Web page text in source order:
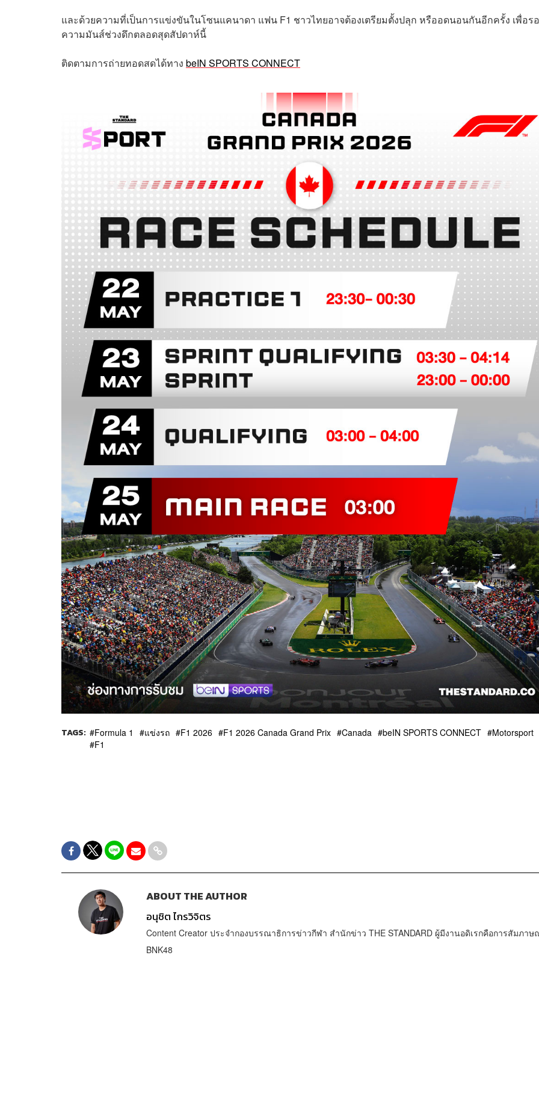
และด้วยความที่เป็นการแข่งขันในโซนแคนาดา แฟน F1 ชาวไทยอาจต้องเตรียมตั้งปลุก หรืออดนอนกันอีกครั้ง เพื่อร
ความมันส์ช่วงดึกตลอดสุดสัปดาห์นี้
ติดตามการถ่ายทอดสดได้ทาง beIN SPORTS CONNECT
TAGS: Formula 1 แข่งรถ F1 2026 F1 2026 Canada Grand Prix Canada beIN SPORTS CONNECT
Motorsport
F1
ABOUT THE AUTHOR
อนุชิต ไกรวิจิตร
Content Creator ประจำกองบรรณาธิการข่าวกีฬา สำนักข่าว THE STANDARD ผู้มีงานอดิเรกคือการสัมภาษ
BNK48